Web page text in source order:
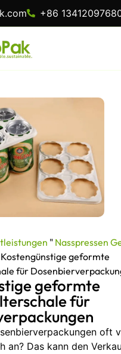
+86
" Nasspressen
Kostengünstige geformte
für
geformte
für
oft
an? Das kann den